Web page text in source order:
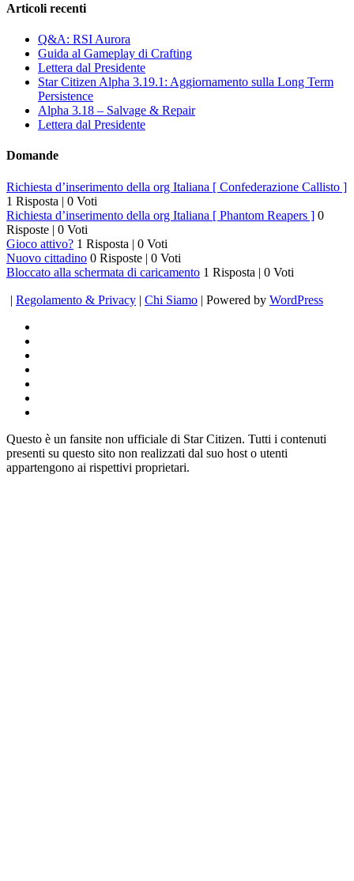
Articoli recenti
Q&A: RSI Aurora
Guida al Gameplay di Crafting
Lettera dal Presidente
Star Citizen Alpha 3.19.1: Aggiornamento sulla Long Term
Persistence
Alpha 3.18 – Salvage & Repair
Lettera dal Presidente
Domande
Richiesta d’inserimento della org Italiana [ Confederazione Callisto ]
1 Risposta | 0 Voti
Richiesta d’inserimento della org Italiana [ Phantom Reapers ] 0
Risposte | 0 Voti
Gioco attivo? 1 Risposta | 0 Voti
Nuovo cittadino 0 Risposte | 0 Voti
Bloccato alla schermata di caricamento 1 Risposta | 0 Voti
| Regolamento & Privacy | Chi Siamo | Powered by WordPress
Questo è un fansite non ufficiale di Star Citizen. Tutti i contenuti
presenti su questo sito non realizzati dal suo host o utenti
appartengono ai rispettivi proprietari.